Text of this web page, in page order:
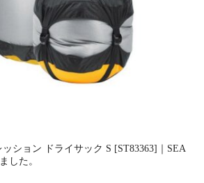
ション ドライサック S [ST83363]｜SEA
した。